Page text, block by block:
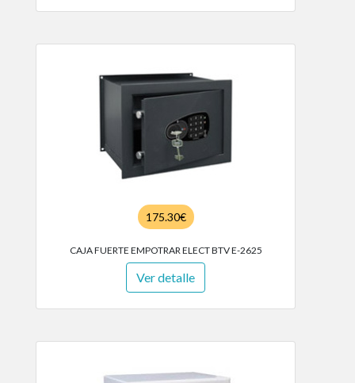
175.30€
CAJA FUERTE EMPOTRAR ELECT BTV E-2625
Ver detalle